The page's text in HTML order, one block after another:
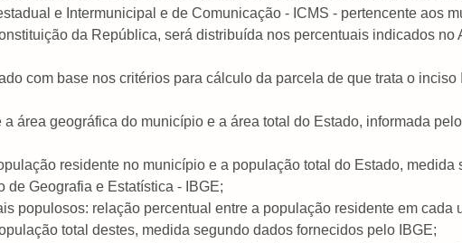
e Intermunicipal e de Comunicação - ICMS - pertencente aos
da República, será distribuída nos percentuais indicados no
com base nos critérios para cálculo da parcela de que trata o
a área geográfica do município e a área total do Estado, informada
residente no município e a população total do Estado, medida
Geografia e Estatística - IBGE;
populosos: relação percentual entre a população residente em cada
total destes, medida segundo dados fornecidos pelo IBGE;